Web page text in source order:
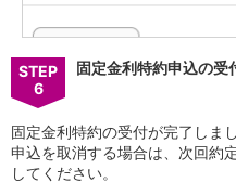
STEP
6
固定金利特約申込の受
固定金利特約の受付が完了しまし
申込を取消する場合は、次回約
してください。